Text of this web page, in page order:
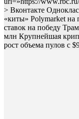
> Вконтакте
«киты» Polymarket на
ставок на победу
млн Крупнейшая
рост объема пулов c